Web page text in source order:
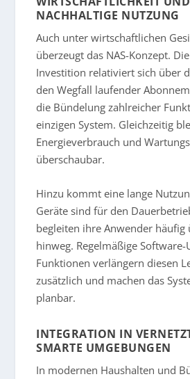
NACHHALTIGE NUTZUNG
Auch unter wirtschaftlichen
überzeugt das NAS-Konzept.
Investition relativiert sich über
den Wegfall laufender
die Bündelung zahlreicher
einzigen System. Gleichzeitig
Energieverbrauch und
überschaubar.
Hinzu kommt eine lange
Geräte sind für den
begleiten ihre Anwender häufig
hinweg. Regelmäßige
Funktionen verlängern diesen
zusätzlich und machen das
planbar.
INTEGRATION IN
SMARTE UMGEBUNGEN
In modernen Haushalten und